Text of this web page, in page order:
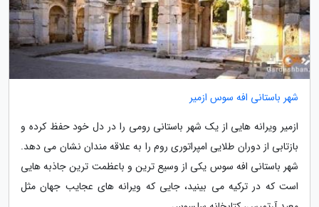
شهر باستانی افه سوس ازمیر
ازمیر ویرانه هایی از یک شهر باستانی رومی را در دل خود حفظ کرده و
بازتابی از دوران طلایی امپراتوری روم را به علاقه مندان نشان می دهد.
شهر باستانی افه سوس یکی از وسیع ترین و باعظمت ترین جاذبه هایی
است که در ترکیه می بینید، جایی که ویرانه های عجایب جهان مثل